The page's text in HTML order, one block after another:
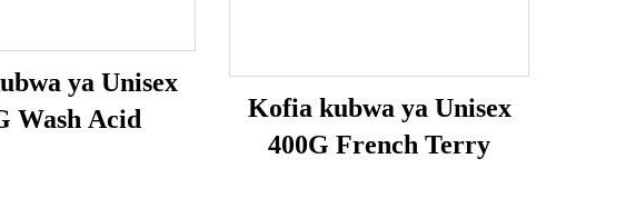
ya Unisex
Wash Acid
Kofia kubwa ya Unisex
400G French Terry